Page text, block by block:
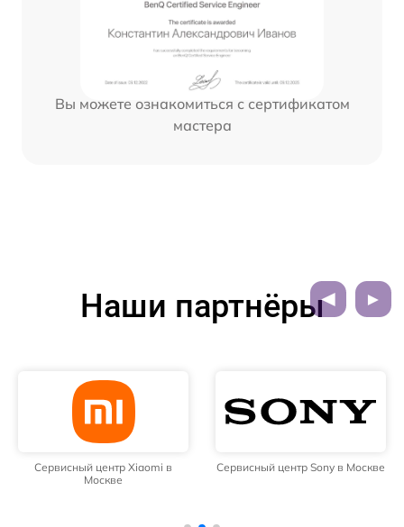
Вы можете ознакомиться с сертификатом
мастера
Наши партнёры
Сервисный центр Xiaomi в
Москве
Сервисный центр Sony в Москве